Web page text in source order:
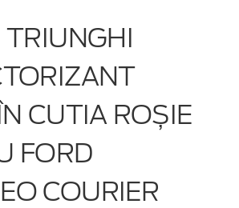
CUTIA ROȘIE
FORD
COURIER